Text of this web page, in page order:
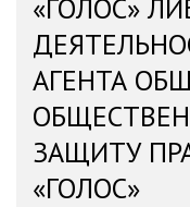
«ГОЛОС»
АГЕНТА
ЗАЩИТУ
«ГОЛОС»